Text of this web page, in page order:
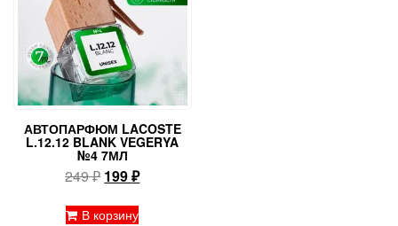
АВТОПАРФЮМ LACOSTE
L.12.12 BLANK VEGERYA
№4 7МЛ
249₽ Первоначальная
составляла
199₽Текущая
В корзину